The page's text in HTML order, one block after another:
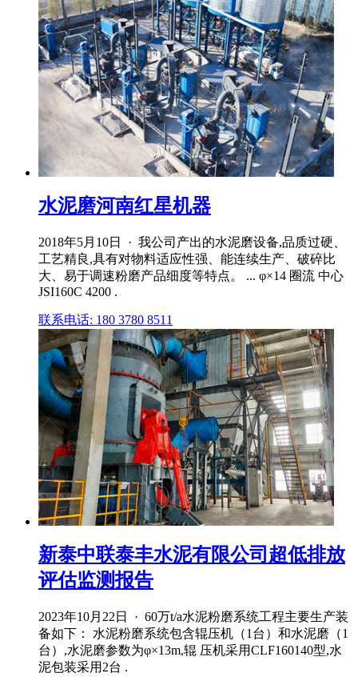
水泥磨河南红星机器
2018年5月10日 · 我公司产出的水泥磨设备,品质过硬、
工艺精良,具有对物料适应性强、能连续生产、破碎比
大、易于调速粉磨产品细度等特点。 ... φ×14 圈流 中心
JSI160C 4200 .
联系电话: 180 3780 8511
新泰中联泰丰水泥有限公司超低排放
评估监测报告
2023年10月22日 · 60万t/a水泥粉磨系统工程主要生产装
备如下： 水泥粉磨系统包含辊压机（1台）和水泥磨（1
台）,水泥磨参数为φ×13m,辊 压机采用CLF160140型,水
泥包装采用2台 .